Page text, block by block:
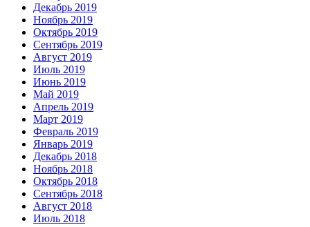
Декабрь 2019
Ноябрь 2019
Октябрь 2019
Сентябрь 2019
Август 2019
Июль 2019
Июнь 2019
Май 2019
Апрель 2019
Март 2019
Февраль 2019
Январь 2019
Декабрь 2018
Ноябрь 2018
Октябрь 2018
Сентябрь 2018
Август 2018
Июль 2018